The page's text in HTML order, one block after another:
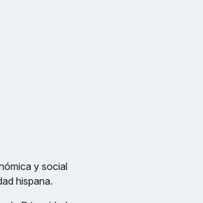
y social
hispana.